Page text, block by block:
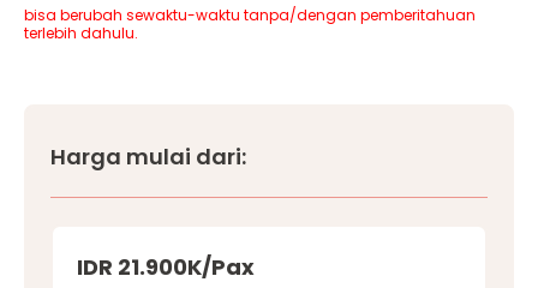
bisa berubah sewaktu-waktu tanpa/dengan pemberitahuan
terlebih dahulu.
Harga mulai dari:
IDR 21.900K/Pax